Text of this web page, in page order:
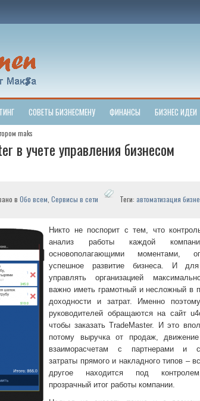
СОВЕТЫ БИЗНЕСМЕНУ ФИНАНСЫ БИЗНЕС ИДЕИ
maks
в учете управления бизнесом
в Обо всем Сервисы в сети Теги: автоматизация
Никто не поспорит с тем, что
анализ работы каждой
основополагающими моментами,
успешное развитие бизнеса. И
управлять организацией
важно иметь грамотный и несложный в
доходности и затрат. Именно
руководителей обращаются на сайт
чтобы заказать TradeMaster. И это
потому выручка от продаж,
взаиморасчетам с партнерами и
затраты прямого и накладного типов –
другое находится под
прозрачный итог работы компании.